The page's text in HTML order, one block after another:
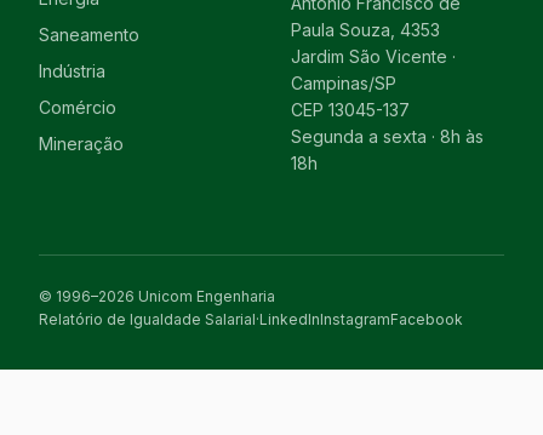
Saneamento
Indústria
Comércio
Mineração
Paula Souza, 4353
Jardim São Vicente ·
Campinas/SP
CEP 13045-137
Segunda a sexta · 8h às
18h
© 1996–2026 Unicom Engenharia
Relatório de Igualdade Salarial·LinkedInInstagramFacebook